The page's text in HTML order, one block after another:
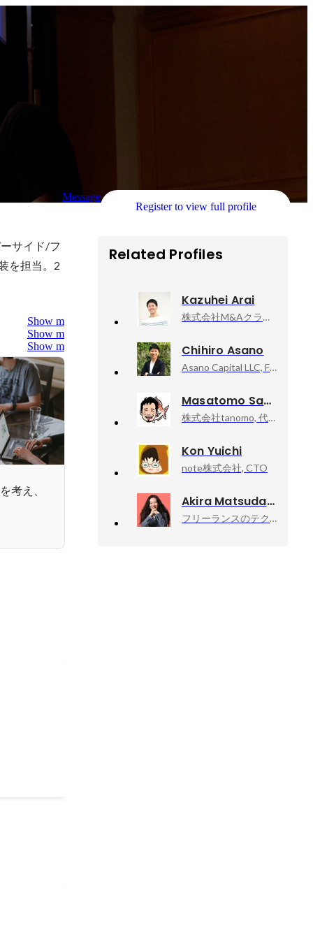
Message
Register to view full profile
サイド/フ
を担当。2
Show more
Show more
Show more
考え、
Related Profiles
Kazuhei Arai
株式会社M&Aクラウド, 執行役員CTO
Chihiro Asano
Asano Capital LLC, Founder/CEO
Masatomo Sakagami
株式会社tanomo, 代表取締役
Kon Yuichi
note株式会社, CTO
Akira Matsuda
フリーランスのテクニカルアドバイザー業, 技術顧問